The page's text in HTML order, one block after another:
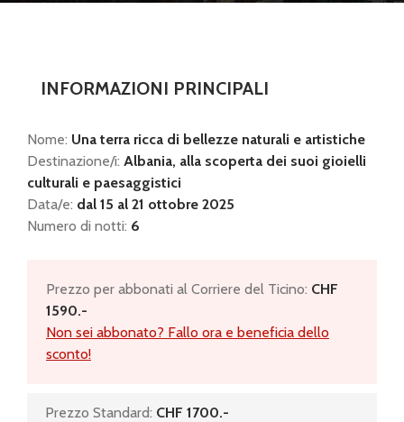
INFORMAZIONI PRINCIPALI
Nome: Una terra ricca di bellezze naturali e artistiche
Destinazione/i: Albania, alla scoperta dei suoi gioielli
culturali e paesaggistici
Data/e: dal 15 al 21 ottobre 2025
Numero di notti: 6
Prezzo per abbonati al Corriere del Ticino: CHF
1590.-
Non sei abbonato? Fallo ora e beneficia dello
sconto!
Prezzo Standard: CHF 1700.-